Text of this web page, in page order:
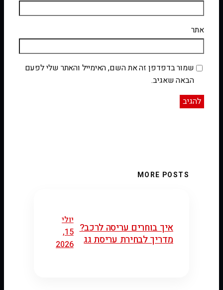
אתר
שמור בדפדפן זה את השם, האימייל והאתר שלי לפעם
הבאה שאגיב.
MORE POSTS
איך בוחרים עריסה לרכב?
מדריך לבחירת עריסת גג
יולי
15,
2026